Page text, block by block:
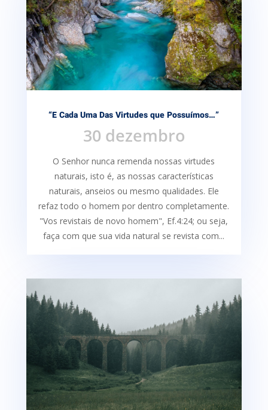
“E Cada Uma Das Virtudes que Possuímos…”
30 dezembro
O Senhor nunca remenda nossas virtudes
naturais, isto é, as nossas características
naturais, anseios ou mesmo qualidades. Ele
refaz todo o homem por dentro completamente.
"Vos revistais de novo homem", Ef.4:24; ou seja,
faça com que sua vida natural se revista com...